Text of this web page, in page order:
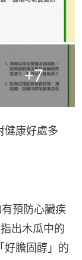
+7
健康好處多
預防心臟疾
出木瓜中的
好膽固醇」的